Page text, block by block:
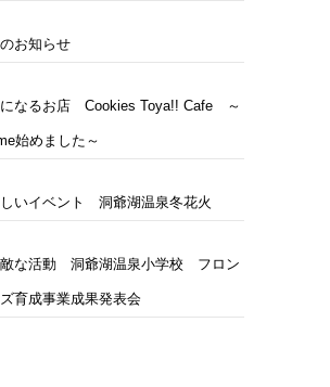
お知らせ
になるお店 Cookies Toya!! Cafe ～
始めました～
いイベント 洞爺湖温泉冬花火
敵な活動 洞爺湖温泉小学校 フロン
育成事業成果発表会